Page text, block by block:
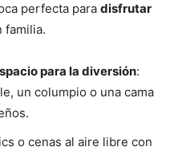
perfecta para disfrutar
familia.
para la diversión:
un columpio o una cama
o cenas al aire libre con